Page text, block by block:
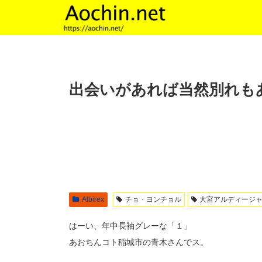
出会いがあれば当然別れも
Albirex チョ・ヨンチョル 大宮アルディージャ
はーい、年中長袖グレーな「１」
あおちんコト稲城市の青木さんでス。